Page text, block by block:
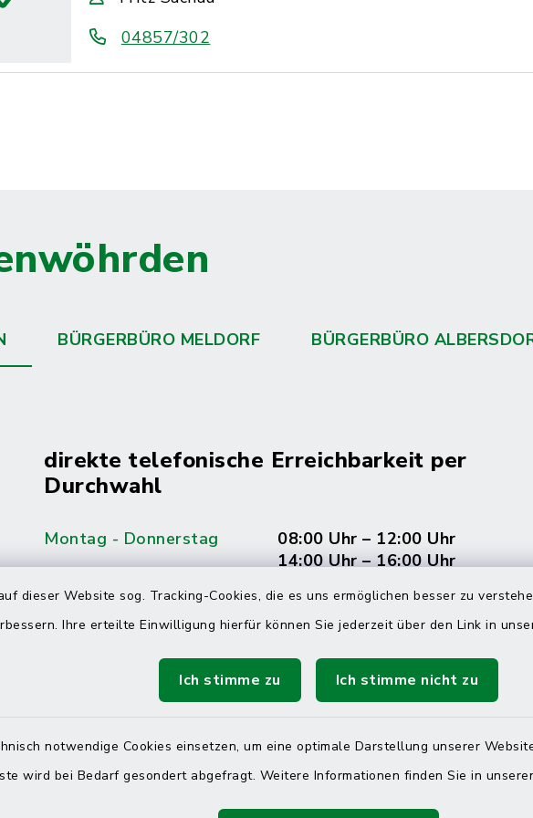
dieser Website sog. Tracking-Cookies, die es uns ermöglichen besser zu
Ihre erteilte Einwilligung hierfür können Sie jederzeit über den Link in
Ich stimme zu Ich stimme nicht zu
notwendige Cookies einsetzen, um eine optimale Darstellung unserer
wird bei Bedarf gesondert abgefragt. Weitere Informationen finden Sie in
04857/302
BÜRGERBÜRO MELDORF BÜRGERBÜRO
direkte telefonische Erreichbarkeit per
Durchwahl
Montag - Donnerstag
08:00 Uhr – 12:00 Uhr
14:00 Uhr – 16:00 Uhr
Freitag
08:00 Uhr – 12:00 Uhr
Online-Terminvereinbarung
Haben Sie ein dringendes Anliegen, finden aber online
keinen zeitnahen Termin? Rufen Sie uns gerne unter der
Telefonnummer 04832 6065 0 an!